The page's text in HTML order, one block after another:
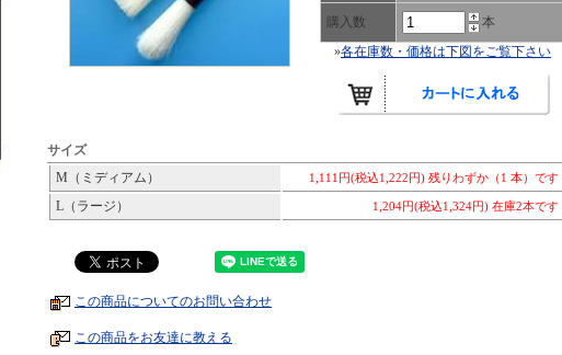
購入数
本
»各在庫数・価格は下図をご覧下さい
サイズ
M（ミディアム）
1,111円(税込1,222円) 残りわずか（1 本）です
L（ラージ） 1,204円(税込1,324円) 在庫2本です
この商品についてのお問い合わせ
この商品をお友達に教える